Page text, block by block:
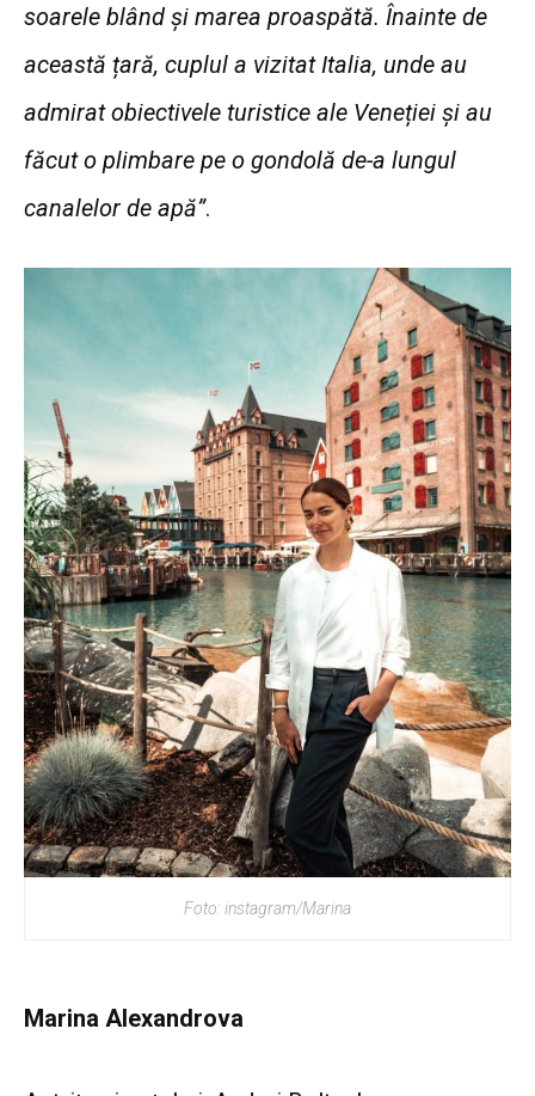
soarele blând și marea proaspătă. Înainte de
această țară, cuplul a vizitat Italia, unde au
admirat obiectivele turistice ale Veneției și au
făcut o plimbare pe o gondolă de-a lungul
canalelor de apă”.
Foto: instagram/Marina
Marina Alexandrova